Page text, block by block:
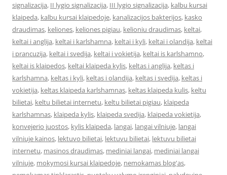
signalizacija, II lygio signalizacija, III lygio signalizacija, kalbu kursai
klaipeda, kalbu kursai klaipedoje, kanalizacijos bakterijos, kasko
draudimas, keliones, keliones pigiau, kelioniu draudimas, keltai,
keltai i anglija, keltai i karlshamna, keltai i kyli, keltai i olandija, keltai
i prancuzija, keltai i svedija, keltai i vokietija, keltai is karlshamno,
keltai is klaipedos, keltai klaipeda kylis, keltas i anglija, keltas i
karlshamna, keltas i kyli, keltas i olandija, keltas i svedija, keltas i
vokietija, keltas klaipeda karlshamnas, keltas klaipeda kulis, keltu
bilietai, keltu bilietai internetu, keltu bilietai pigiau, klaipeda
karlshamnas, klaipeda kylis, klaipeda svedija, klaipeda vokietija,
konvejerio juostos, kylis klaipeda, langai, langai vilniuje, langai
vilniuje kainos, lektuvo bilietai, lektuvu bilietai, lektuvu bilietai
internetu, masinos draudimas, mediniai langai, mediniai langai
vilniuje, mokymosi kursai klaipedoje, nemokamas blog'as,